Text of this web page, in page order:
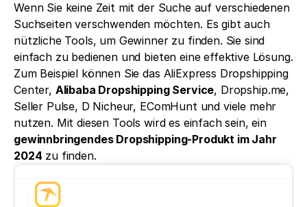
Wenn Sie keine Zeit mit der Suche auf verschiedenen
Suchseiten verschwenden möchten. Es gibt auch
nützliche Tools, um Gewinner zu finden. Sie sind
einfach zu bedienen und bieten eine effektive Lösung.
Zum Beispiel können Sie das AliExpress Dropshipping
Center, Alibaba Dropshipping Service, Dropship.me,
Seller Pulse, D Nicheur, EComHunt und viele mehr
gewinnbringendes Dropshipping-Produkt im Jahr
2024 zu finden.